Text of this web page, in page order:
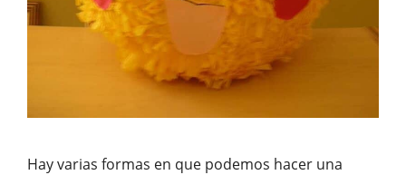
Hay varias formas en que podemos hacer una